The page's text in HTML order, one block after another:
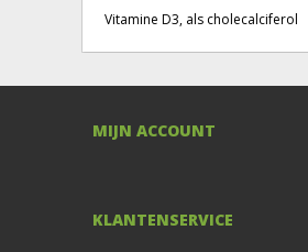
Vitamine D3, als cholecalciferol
MIJN ACCOUNT
KLANTENSERVICE